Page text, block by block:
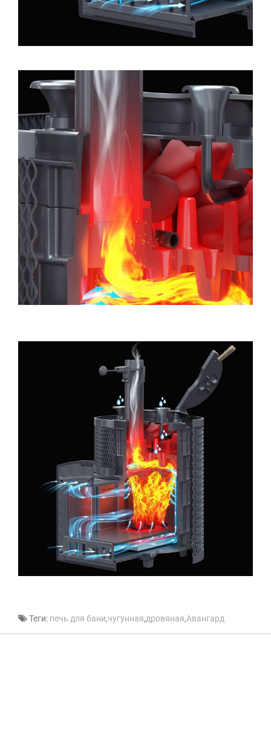
Теги: печь для бани,чугунная,дровяная,Авангард